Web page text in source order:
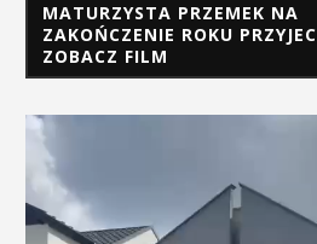
MATURZYSTA PRZEMEK NA
ZAKOŃCZENIE ROKU
ZOBACZ FILM
Odtwarzacz
video